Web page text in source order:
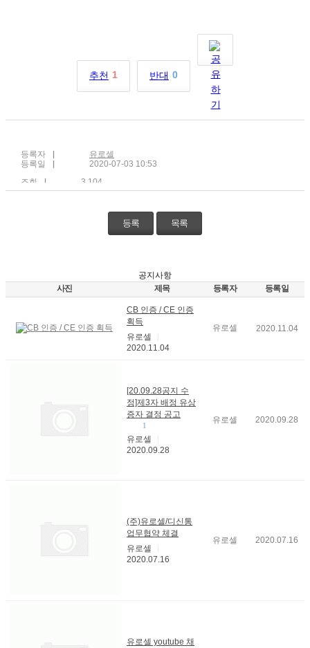
추천 1 반대 0
등록자
유로셀
등록일
2020-07-03 10:53
조회
3,104
등록 목록
공지사항
사진
제목 등록자 등록일
CB 인증 / CE 인증
획득
유로셀
2020.11.04
유로셀 2020.11.04
[20.09.28공지 수
정]제3자 배정 유상
증자 결정 공고
1
유로셀
2020.09.28
유로셀 2020.09.28
(주)유로셀/디신통
업무협약 체결
유로셀
2020.07.16
유로셀 2020.07.16
유로셀 youtube 채